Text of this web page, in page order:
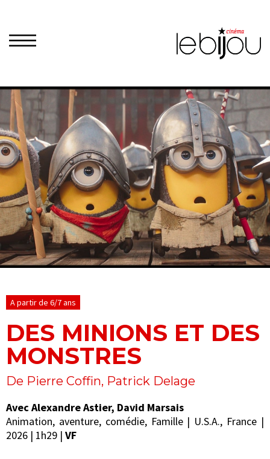
A partir de 6/7 ans
DES MINIONS ET DES
MONSTRES
De Pierre Coffin, Patrick Delage
Avec Alexandre Astier, David Marsais
Animation, aventure, comédie, Famille | U.S.A., France |
2026 | 1h29 | VF